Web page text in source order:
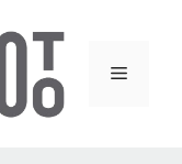
Menu